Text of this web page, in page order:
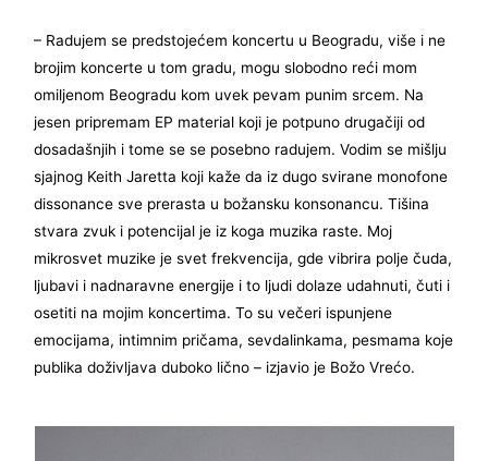
– Radujem se predstojećem koncertu u Beogradu, više i ne
brojim koncerte u tom gradu, mogu slobodno reći mom
omiljenom Beogradu kom uvek pevam punim srcem. Na
jesen pripremam EP material koji je potpuno drugačiji od
dosadašnjih i tome se se posebno radujem. Vodim se mišlju
sjajnog Keith Jaretta koji kaže da iz dugo svirane monofone
dissonance sve prerasta u božansku konsonancu. Tišina
stvara zvuk i potencijal je iz koga muzika raste. Moj
mikrosvet muzike je svet frekvencija, gde vibrira polje čuda,
ljubavi i nadnaravne energije i to ljudi dolaze udahnuti, čuti i
osetiti na mojim koncertima. To su večeri ispunjene
emocijama, intimnim pričama, sevdalinkama, pesmama koje
publika doživljava duboko lično – izjavio je Božo Vrećo.